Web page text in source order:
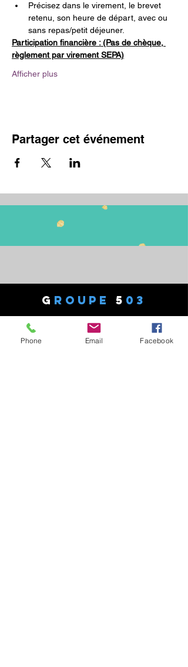
Précisez dans le virement, le brevet
retenu, son heure de départ, avec ou
sans repas/petit déjeuner.
Participation financière : (Pas de chèque,
règlement par virement SEPA)
Afficher plus
Partager cet événement
G ROUPE5 03
17 Av du Général LECLERC
77330 - OZOIR LA FERRIERE
Phone Email Facebook